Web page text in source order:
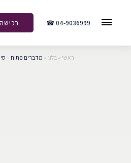
04-9036999 ☎ רכישה
ראשי » בלוג » מדברים פתוח –